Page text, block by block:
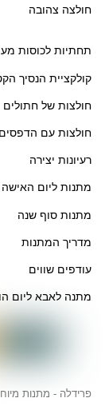
חולצה צהובה
תחתיות לכוסות
קולקציית הנסיך
חולצות של חתולים
חולצות עם
רעיונות יצירה
מתנות ליום האישה
מתנות סוף שנה
מדריך המתנות
עודפים שווים
מתנה לאבא ליום
פרידלה - מתנות